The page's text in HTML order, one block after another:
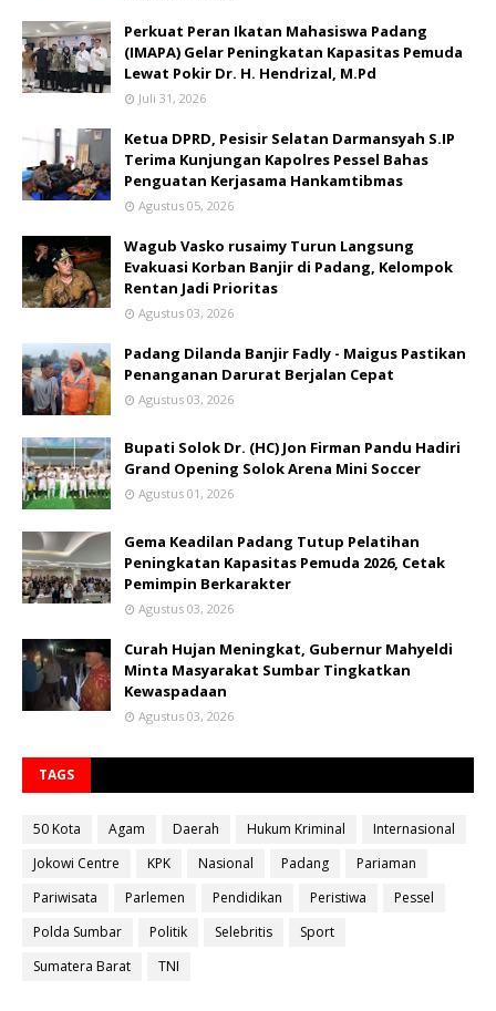
Perkuat Peran Ikatan Mahasiswa Padang
(IMAPA) Gelar Peningkatan Kapasitas Pemuda
Lewat Pokir Dr. H. Hendrizal, M.Pd
Juli 31, 2026
Ketua DPRD, Pesisir Selatan Darmansyah S.IP
Terima Kunjungan Kapolres Pessel Bahas
Penguatan Kerjasama Hankamtibmas
Agustus 05, 2026
Wagub Vasko rusaimy Turun Langsung
Evakuasi Korban Banjir di Padang, Kelompok
Rentan Jadi Prioritas
Agustus 03, 2026
Padang Dilanda Banjir Fadly - Maigus Pastikan
Penanganan Darurat Berjalan Cepat
Agustus 03, 2026
Bupati Solok Dr. (HC) Jon Firman Pandu Hadiri
Grand Opening Solok Arena Mini Soccer
Agustus 01, 2026
Gema Keadilan Padang Tutup Pelatihan
Peningkatan Kapasitas Pemuda 2026, Cetak
Pemimpin Berkarakter
Agustus 03, 2026
Curah Hujan Meningkat, Gubernur Mahyeldi
Minta Masyarakat Sumbar Tingkatkan
Kewaspadaan
Agustus 03, 2026
TAGS
50 Kota Agam Daerah Hukum Kriminal
Internasional
Jokowi Centre
KPK Nasional Padang
Pariaman
Pariwisata
Parlemen Pendidikan Peristiwa
Pessel
Polda Sumbar
Politik Selebritis
Sport
Sumatera Barat
TNI